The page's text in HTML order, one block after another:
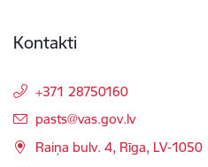
Kontakti
+371 28750160
E-pasts:
pasts@vas.gov.lv
Raiņa bulv. 4, Rīga, LV-1050